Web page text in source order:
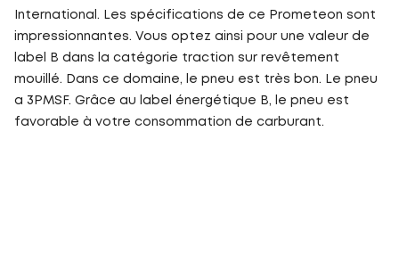
International. Les spécifications de ce Prometeon sont
impressionnantes. Vous optez ainsi pour une valeur de
label B dans la catégorie traction sur revêtement
mouillé. Dans ce domaine, le pneu est très bon. Le pneu
a 3PMSF. Grâce au label énergétique B, le pneu est
favorable à votre consommation de carburant.